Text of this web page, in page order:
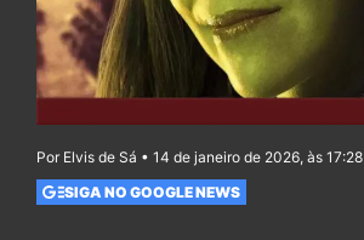
Por Elvis de Sá • 14 de janeiro de 2026, às 17:28
SIGA NO GOOGLE NEWS